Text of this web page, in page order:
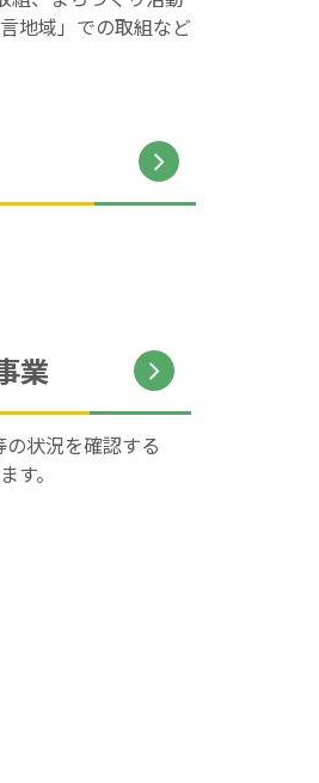
地域」での取組など
業
状況を確認する
す。